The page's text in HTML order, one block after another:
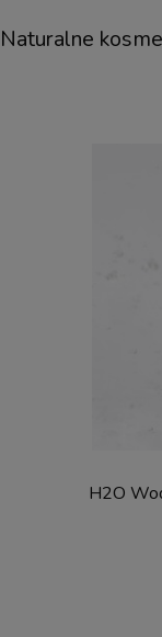
Naturalne
H2O